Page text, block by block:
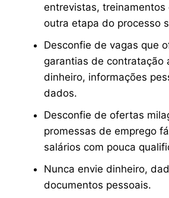
entrevistas, treinamentos
outra etapa do processo
Desconfie de vagas que
garantias de contratação
dinheiro, informações
dados.
Desconfie de ofertas
promessas de emprego
salários com pouca
Nunca envie dinheiro,
documentos pessoais.